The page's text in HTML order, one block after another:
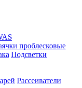
проблесковые
Подсветки
Рассеиватели